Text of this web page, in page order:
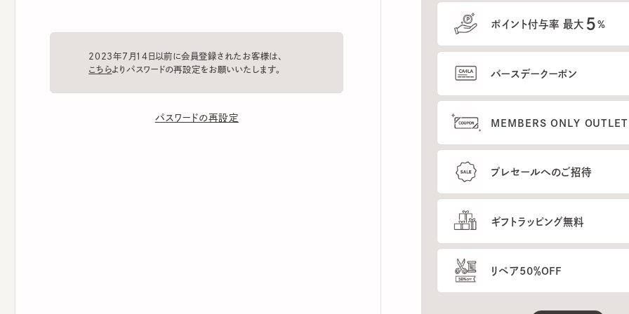
2023年7月14日以前に会員登録されたお客様は、
パスワードの再設定
ポイント付与率 最大 %
バースデークーポン
MEMBERS ONLY OUTLETのご
プレセールへのご招待
ギフトラッピング無料
リペア50％OFF